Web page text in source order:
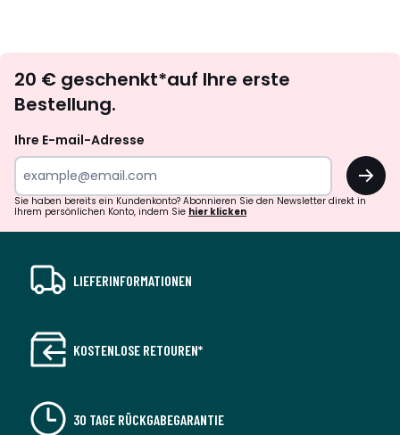
abonnieren
20 € geschenkt*auf Ihre erste
Bestellung.
Ihre E-mail-Adresse
OK
Sie haben bereits ein Kundenkonto? Abonnieren Sie den Newsletter direkt in
Ihrem persönlichen Konto, indem Sie hier klicken
LIEFERINFORMATIONEN
KOSTENLOSE RETOUREN*
30 TAGE RÜCKGABEGARANTIE